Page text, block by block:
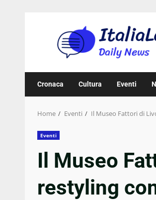
Cronaca Cultura Eventi
Home Eventi Il Museo Fattori di
Eventi
Il Museo
restyling